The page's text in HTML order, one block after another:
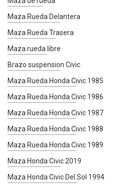
Maza Rueda Delantera
Maza Rueda Trasera
Maza rueda libre
Brazo suspension Civic
Maza Rueda Honda Civic 1985
Maza Rueda Honda Civic 1986
Maza Rueda Honda Civic 1987
Maza Rueda Honda Civic 1988
Maza Rueda Honda Civic 1989
Maza Honda Civic 2019
Maza Honda Civic Del Sol 1994